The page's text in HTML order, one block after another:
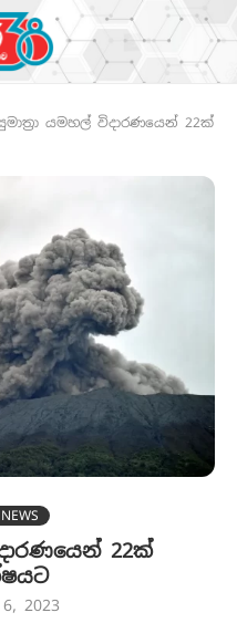
යමහල් විදාරණයෙන් 22ක්
22ක්
2023